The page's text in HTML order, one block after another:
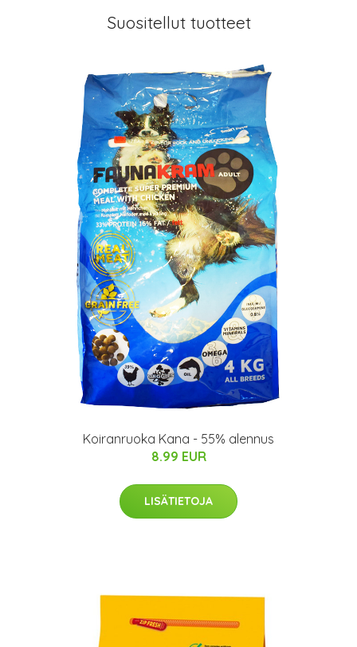
Suositellut tuotteet
Koiranruoka Kana - 55% alennus
8.99 EUR
LISÄTIETOJA